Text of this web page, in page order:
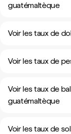
guatémaltèque
Voir les taux de
Voir les taux de
Voir les taux de
guatémaltèque
Voir les taux de